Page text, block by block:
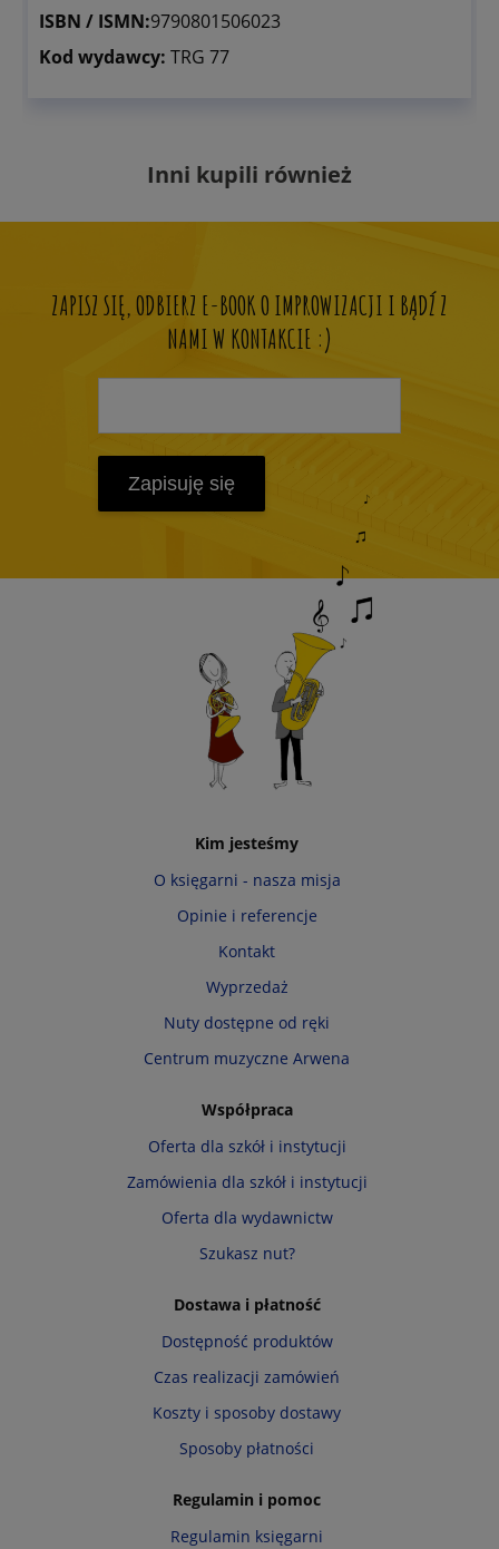
ISBN / ISMN:9790801506023
Kod wydawcy: TRG 77
Inni kupili również
ZAPISZ SIĘ, ODBIERZ E-BOOK O IMPROWIZACJI I BĄDŹ Z
NAMI W KONTAKCIE :)
Zapisuję się
Kim jesteśmy
O księgarni - nasza misja
Opinie i referencje
Kontakt
Wyprzedaż
Nuty dostępne od ręki
Centrum muzyczne Arwena
Współpraca
Oferta dla szkół i instytucji
Zamówienia dla szkół i instytucji
Oferta dla wydawnictw
Szukasz nut?
Dostawa i płatność
Dostępność produktów
Czas realizacji zamówień
Koszty i sposoby dostawy
Sposoby płatności
Regulamin i pomoc
Regulamin księgarni